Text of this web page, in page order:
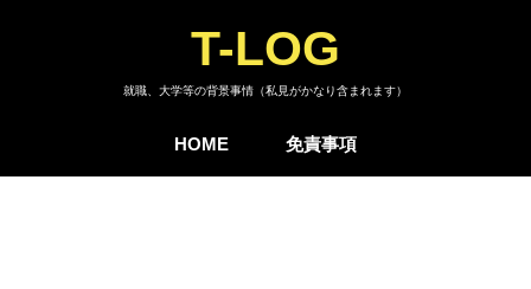
T-LOG
就職、大学等の背景事情（私見がかなり含まれます）
HOME 免責事項